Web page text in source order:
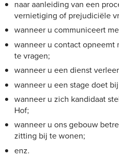
naar aanleiding van een
vernietiging of prejudiciële
wanneer u communiceert
wanneer u contact
te vragen;
wanneer u een dienst
wanneer u een stage doet
wanneer u zich kandidaat
Hof;
wanneer u ons gebouw
zitting bij te wonen;
enz.